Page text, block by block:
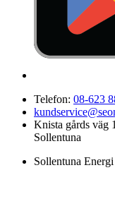
Telefon: 08-623
Knista gårds väg
Sollentuna
Sollentuna